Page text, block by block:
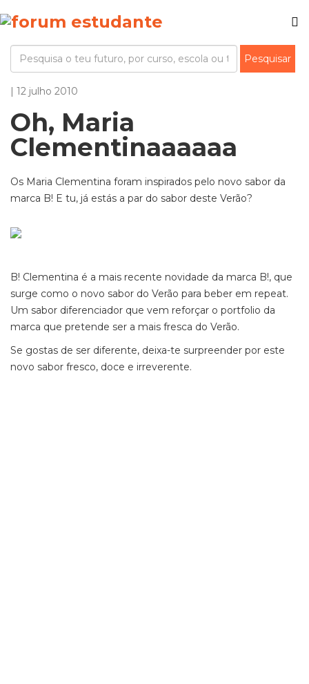
| 12 julho 2010
Oh, Maria
Clementinaaaaaa
Os Maria Clementina foram inspirados pelo novo sabor da
marca B! E tu, já estás a par do sabor deste Verão?
B! Clementina é a mais recente novidade da marca B!, que
surge como o novo sabor do Verão para beber em repeat.
Um sabor diferenciador que vem reforçar o portfolio da
marca que pretende ser a mais fresca do Verão.
Se gostas de ser diferente, deixa-te surpreender por este
novo sabor fresco, doce e irreverente.